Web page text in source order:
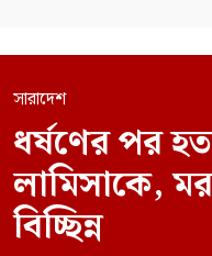
সারাদেশ
ধর্ষণের পর
লামিসাকে,
বিচ্ছিন্ন